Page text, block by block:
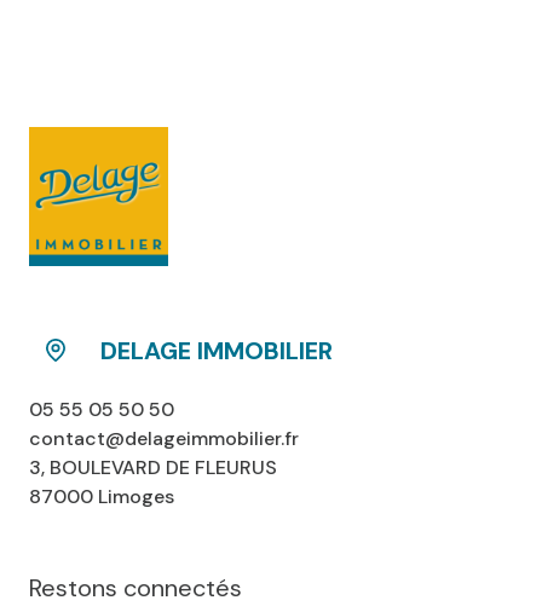
DELAGE IMMOBILIER
05 55 05 50 50
contact@delageimmobilier.fr
3, BOULEVARD DE FLEURUS
87000 Limoges
Restons connectés